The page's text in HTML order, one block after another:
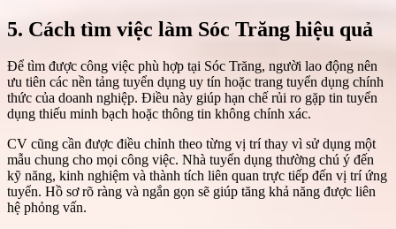
5. Cách tìm việc làm Sóc Trăng hiệu quả
Để tìm được công việc phù hợp tại Sóc Trăng, người lao động nên
ưu tiên các nền tảng tuyển dụng uy tín hoặc trang tuyển dụng chính
thức của doanh nghiệp. Điều này giúp hạn chế rủi ro gặp tin tuyển
dụng thiếu minh bạch hoặc thông tin không chính xác.
CV cũng cần được điều chỉnh theo từng vị trí thay vì sử dụng một
mẫu chung cho mọi công việc. Nhà tuyển dụng thường chú ý đến
kỹ năng, kinh nghiệm và thành tích liên quan trực tiếp đến vị trí ứng
tuyển. Hồ sơ rõ ràng và ngắn gọn sẽ giúp tăng khả năng được liên
hệ phỏng vấn.